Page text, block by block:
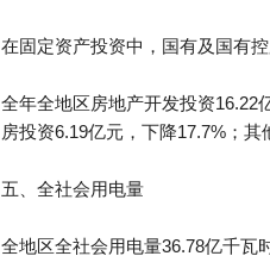
在固定资产投资中，国有及国有
全年全地区房地产开发投资16.22
房投资6.19亿元，下降17.7%；其
五、全社会用电量
全地区全社会用电量36.78亿千瓦